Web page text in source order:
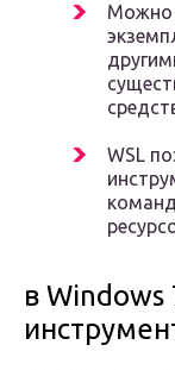
Можно
WSL
в Windows